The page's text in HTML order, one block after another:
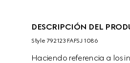
DESCRIPCIÓN DEL
Style ‎792123 FAFSJ 1086
Haciendo referencia a los